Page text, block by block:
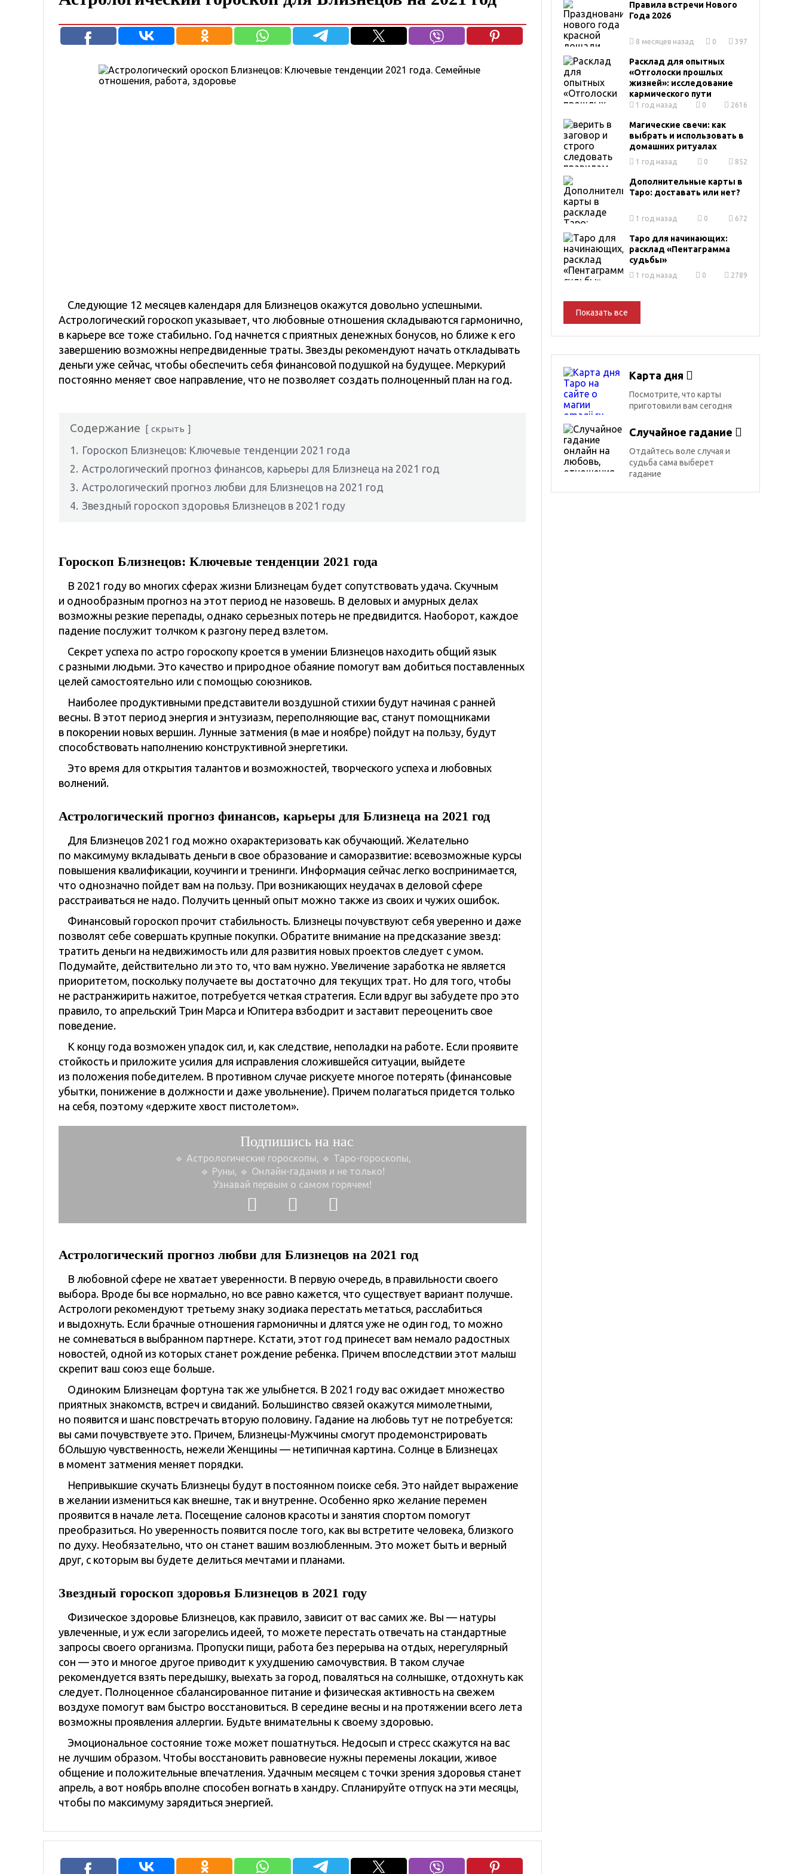
Следующие 12 месяцев календаря для Близнецов окажутся довольно успешными.
Астрологический гороскоп указывает, что любовные отношения складываются гармонично,
в карьере все тоже стабильно. Год начнется с приятных денежных бонусов, но ближе к его
завершению возможны непредвиденные траты. Звезды рекомендуют начать откладывать
деньги уже сейчас, чтобы обеспечить себя финансовой подушкой на будущее. Меркурий
постоянно меняет свое направление, что не позволяет создать полноценный план на год.
Содержание скрыть
1. Гороскоп Близнецов: Ключевые тенденции 2021 года
2. Астрологический прогноз финансов, карьеры для Близнеца на 2021 год
3. Астрологический прогноз любви для Близнецов на 2021 год
4. Звездный гороскоп здоровья Близнецов в 2021 году
Гороскоп Близнецов: Ключевые тенденции 2021 года
В 2021 году во многих сферах жизни Близнецам будет сопутствовать удача. Скучным
и однообразным прогноз на этот период не назовешь. В деловых и амурных делах
возможны резкие перепады, однако серьезных потерь не предвидится. Наоборот, каждое
падение послужит толчком к разгону перед взлетом.
Секрет успеха по астро гороскопу кроется в умении Близнецов находить общий язык
с разными людьми. Это качество и природное обаяние помогут вам добиться поставленных
целей самостоятельно или с помощью союзников.
Наиболее продуктивными представители воздушной стихии будут начиная с ранней
весны. В этот период энергия и энтузиазм, переполняющие вас, станут помощниками
в покорении новых вершин. Лунные затмения (в мае и ноябре) пойдут на пользу, будут
способствовать наполнению конструктивной энергетики.
Это время для открытия талантов и возможностей, творческого успеха и любовных
волнений.
Астрологический прогноз финансов, карьеры для Близнеца на 2021 год
Для Близнецов 2021 год можно охарактеризовать как обучающий. Желательно
по максимуму вкладывать деньги в свое образование и саморазвитие: всевозможные курсы
повышения квалификации, коучинги и тренинги. Информация сейчас легко воспринимается,
что однозначно пойдет вам на пользу. При возникающих неудачах в деловой сфере
расстраиваться не надо. Получить ценный опыт можно также из своих и чужих ошибок.
Финансовый гороскоп прочит стабильность. Близнецы почувствуют себя уверенно и даже
позволят себе совершать крупные покупки. Обратите внимание на предсказание звезд:
тратить деньги на недвижимость или для развития новых проектов следует с умом.
Подумайте, действительно ли это то, что вам нужно. Увеличение заработка не является
приоритетом, поскольку получаете вы достаточно для текущих трат. Но для того, чтобы
не растранжирить нажитое, потребуется четкая стратегия. Если вдруг вы забудете про это
правило, то апрельский Трин Марса и Юпитера взбодрит и заставит переоценить свое
поведение.
К концу года возможен упадок сил, и, как следствие, неполадки на работе. Если проявите
стойкость и приложите усилия для исправления сложившейся ситуации, выйдете
из положения победителем. В противном случае рискуете многое потерять (финансовые
убытки, понижение в должности и даже увольнение). Причем полагаться придется только
на себя, поэтому «держите хвост пистолетом».
Подпишись на нас
🔹 Астрологические гороскопы, 🔹 Таро-гороскопы,
🔹 Руны, 🔹 Онлайн-гадания и не только!
Узнавай первым о самом горячем!
Астрологический прогноз любви для Близнецов на 2021 год
В любовной сфере не хватает уверенности. В первую очередь, в правильности своего
выбора. Вроде бы все нормально, но все равно кажется, что существует вариант получше.
Астрологи рекомендуют третьему знаку зодиака перестать метаться, расслабиться
и выдохнуть. Если брачные отношения гармоничны и длятся уже не один год, то можно
не сомневаться в выбранном партнере. Кстати, этот год принесет вам немало радостных
новостей, одной из которых станет рождение ребенка. Причем впоследствии этот малыш
скрепит ваш союз еще больше.
Одиноким Близнецам фортуна так же улыбнется. В 2021 году вас ожидает множество
приятных знакомств, встреч и свиданий. Большинство связей окажутся мимолетными,
но появится и шанс повстречать вторую половину. Гадание на любовь тут не потребуется:
вы сами почувствуете это. Причем, Близнецы-Мужчины смогут продемонстрировать
бОльшую чувственность, нежели Женщины — нетипичная картина. Солнце в Близнецах
в момент затмения меняет порядки.
Непривыкшие скучать Близнецы будут в постоянном поиске себя. Это найдет выражение
в желании измениться как внешне, так и внутренне. Особенно ярко желание перемен
проявится в начале лета. Посещение салонов красоты и занятия спортом помогут
преобразиться. Но уверенность появится после того, как вы встретите человека, близкого
по духу. Необязательно, что он станет вашим возлюбленным. Это может быть и верный
друг, с которым вы будете делиться мечтами и планами.
Звездный гороскоп здоровья Близнецов в 2021 году
Физическое здоровье Близнецов, как правило, зависит от вас самих же. Вы — натуры
увлеченные, и уж если загорелись идеей, то можете перестать отвечать на стандартные
запросы своего организма. Пропуски пищи, работа без перерыва на отдых, нерегулярный
сон — это и многое другое приводит к ухудшению самочувствия. В таком случае
рекомендуется взять передышку, выехать за город, поваляться на солнышке, отдохнуть как
следует. Полноценное сбалансированное питание и физическая активность на свежем
воздухе помогут вам быстро восстановиться. В середине весны и на протяжении всего лета
возможны проявления аллергии. Будьте внимательны к своему здоровью.
Эмоциональное состояние тоже может пошатнуться. Недосып и стресс скажутся на вас
не лучшим образом. Чтобы восстановить равновесие нужны перемены локации, живое
общение и положительные впечатления. Удачным месяцем с точки зрения здоровья станет
апрель, а вот ноябрь вполне способен вогнать в хандру. Спланируйте отпуск на эти месяцы,
чтобы по максимуму зарядиться энергией.
Правила встречи Нового
Года 2026
8 месяцев назад 0 397
Расклад для опытных
«Отголоски прошлых
жизней»: исследование
кармического пути
1 год назад 0 2616
Магические свечи: как
выбрать и использовать в
домашних ритуалах
1 год назад 0 852
Дополнительные карты в
Таро: доставать или нет?
1 год назад 0 672
Таро для начинающих:
расклад «Пентаграмма
судьбы»
1 год назад 0 2789
Показать все
Карта дня
Посмотрите, что карты
приготовили вам сегодня
Случайное гадание
Отдайтесь воле случая и
судьба сама выберет
гадание